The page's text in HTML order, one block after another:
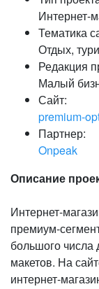
Интернет-
Тематика
Отдых,
Редакция
Малый
Сайт:
premium-
Партнер:
Onpeak
Описание
Интернет-
премиум-
большого числа
макетов. На
интернет-